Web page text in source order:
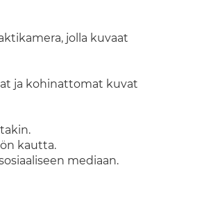
jolla kuvaat
ja kohinattomat kuvat
kautta.
mediaan.